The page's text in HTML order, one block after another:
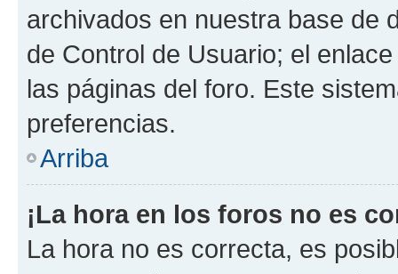
archivados en nuestra base de
de Control de Usuario; el
las páginas del foro. Este
preferencias.
Arriba
¡La hora en los foros no es
La hora no es correcta, es